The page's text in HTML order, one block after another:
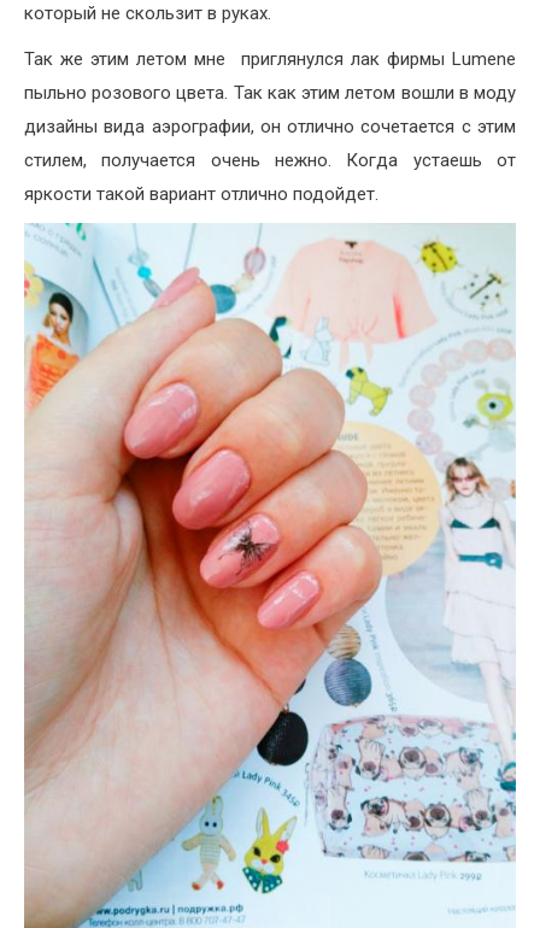
который не скользит в руках.
Так же этим летом мне приглянулся лак фирмы Lumene
пыльно розового цвета. Так как этим летом вошли в моду
дизайны вида аэрографии, он отлично сочетается с этим
стилем, получается очень нежно. Когда устаешь от
яркости такой вариант отлично подойдет.